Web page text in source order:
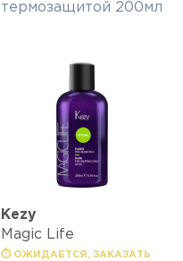
термозащитой 200мл
Kezy
Magic Life
⏱ ОЖИДАЕТСЯ, ЗАКАЗАТЬ